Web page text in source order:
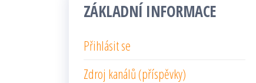
ZÁKLADNÍ INFORMACE
Přihlásit se
Zdroj kanálů (příspěvky)